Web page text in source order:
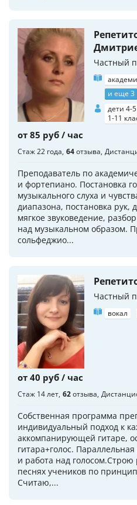
Частный
и еще 3
дети 4-
1-11
от 85 руб / час
Стаж 22 года 64отзыва
Преподаватель по
и фортепиано. Постановка
музыкального слуха и
диапазона, постановка рук,
мягкое звуковедение,
над музыкальном образом.
сольфеджио...
Частный
вокал
от 40 руб / час
Стаж 14 лет 62отзыва
Собственная программа
индивидуальный подход к
аккомпанирующей гитаре,
гитара+голос.
и работа над
песнях учеников по
Считаю,...